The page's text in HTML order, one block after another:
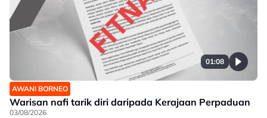
01:08
AWANI BORNEO
Warisan nafi tarik diri daripada Kerajaan Perpaduan
03/08/2026